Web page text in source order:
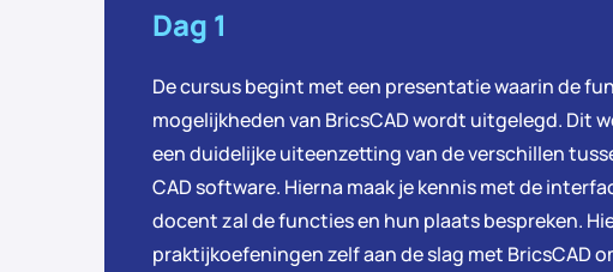
Dag 1
De cursus begint met een presentatie waarin de
mogelijkheden van BricsCAD wordt uitgelegd. Dit
een duidelijke uiteenzetting van de verschillen
CAD software. Hierna maak je kennis met de
docent zal de functies en hun plaats bespreken.
praktijkoefeningen zelf aan de slag met BricsCAD